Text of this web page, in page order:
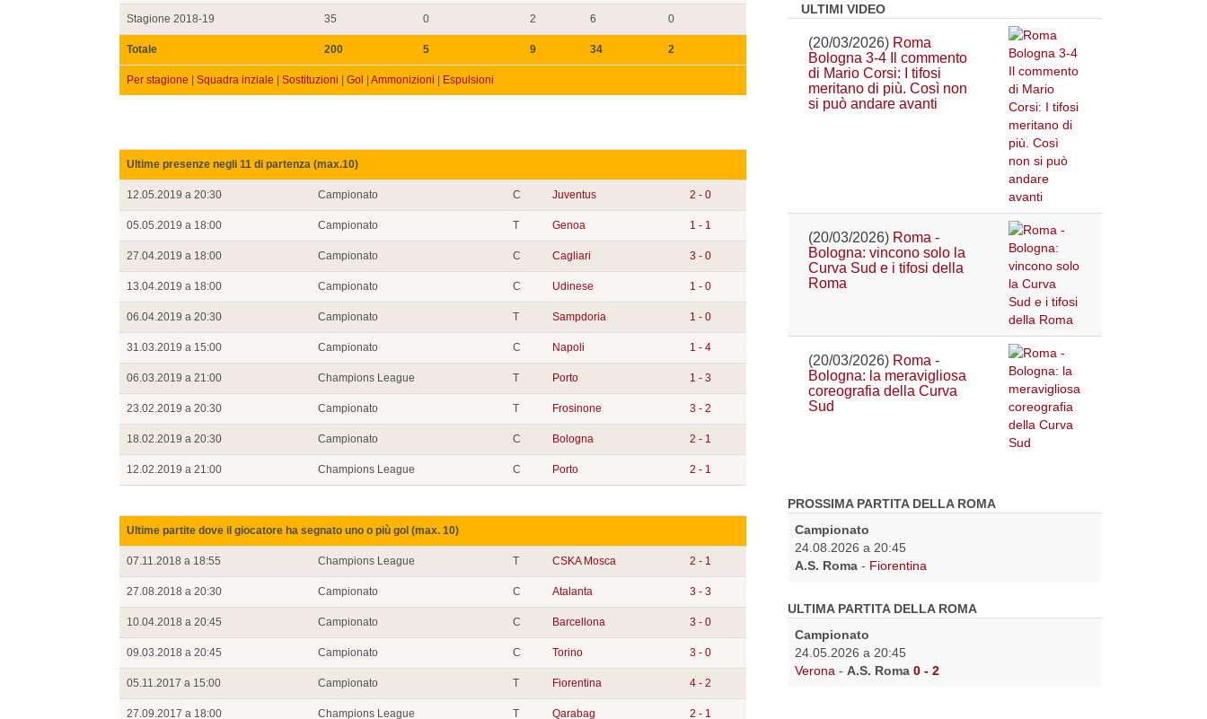
Stagione 2018-19 35 0 2 6 0
Totale 200 5 9 34 2
Per stagione | Squadra inziale | Sostituzioni | Gol | Ammonizioni | Espulsioni
Ultime presenze negli 11 di partenza (max.10)
12.05.2019 a 20:30 Campionato C Juventus 2 - 0
05.05.2019 a 18:00 Campionato T Genoa 1 - 1
27.04.2019 a 18:00 Campionato C Cagliari 3 - 0
13.04.2019 a 18:00 Campionato C Udinese 1 - 0
06.04.2019 a 20:30 Campionato T Sampdoria 1 - 0
31.03.2019 a 15:00 Campionato C Napoli 1 - 4
06.03.2019 a 21:00 Champions League T Porto 1 - 3
23.02.2019 a 20:30 Campionato T Frosinone 3 - 2
18.02.2019 a 20:30 Campionato C Bologna 2 - 1
12.02.2019 a 21:00 Champions League C Porto 2 - 1
Ultime partite dove il giocatore ha segnato uno o più gol (max. 10)
07.11.2018 a 18:55 Champions League T CSKA Mosca 2 - 1
27.08.2018 a 20:30 Campionato C Atalanta 3 - 3
10.04.2018 a 20:45 Campionato C Barcellona 3 - 0
09.03.2018 a 20:45 Campionato C Torino 3 - 0
05.11.2017 a 15:00 Campionato T Fiorentina 4 - 2
27.09.2017 a 18:00 Champions League T Qarabag 2 - 1
ULTIMI VIDEO
(20/03/2026) Roma
Bologna 3-4 Il commento
di Mario Corsi: I tifosi
meritano di più. Così non
si può andare avanti
(20/03/2026) Roma -
Bologna: vincono solo la
Curva Sud e i tifosi della
Roma
(20/03/2026) Roma -
Bologna: la meravigliosa
coreografia della Curva
Sud
PROSSIMA PARTITA DELLA ROMA
Campionato
24.08.2026 a 20:45
A.S. Roma - Fiorentina
ULTIMA PARTITA DELLA ROMA
Campionato
24.05.2026 a 20:45
Verona - A.S. Roma 0 - 2